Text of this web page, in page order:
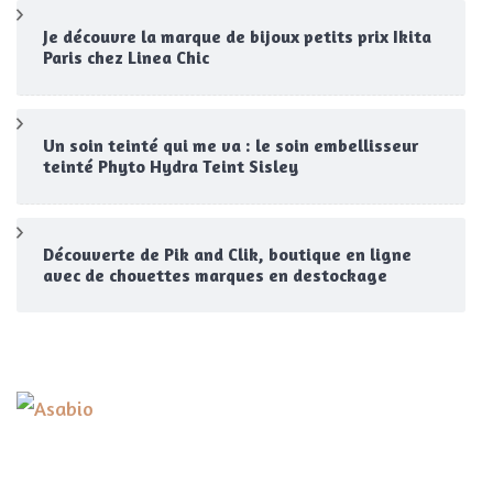
Je découvre la marque de bijoux petits prix Ikita
Paris chez Linea Chic
Un soin teinté qui me va : le soin embellisseur
teinté Phyto Hydra Teint Sisley
Découverte de Pik and Clik, boutique en ligne
avec de chouettes marques en destockage